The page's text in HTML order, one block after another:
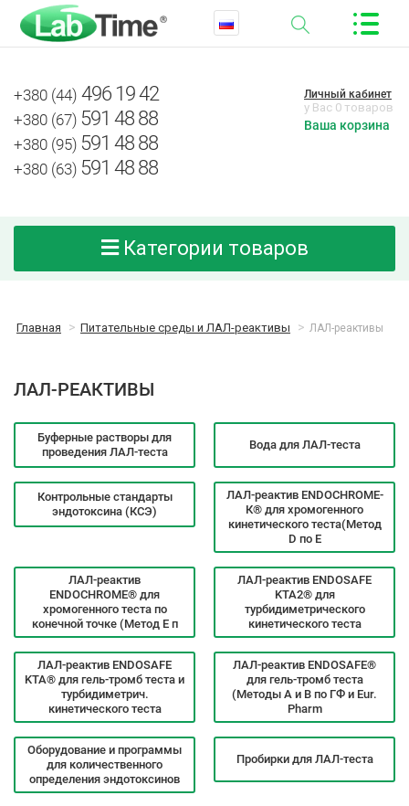
+380 (44) 496 19 42
+380 (67) 591 48 88
+380 (95) 591 48 88
+380 (63) 591 48 88
Личный кабинет
у Вас 0 товаров
Ваша корзина
Категории товаров
Главная Питательные среды и ЛАЛ-реактивы ЛАЛ-реактивы
ЛАЛ-РЕАКТИВЫ
Буферные растворы для
проведения ЛАЛ-теста
Вода для ЛАЛ-теста
Контрольные стандарты
эндотоксина (КСЭ)
ЛАЛ-реактив ENDOCHROME-
К® для хромогенного
кинетического теста(Метод
D по E
ЛАЛ-реактив
ENDOCHROME® для
хромогенного теста по
конечной точке (Метод Е п
ЛАЛ-реактив ENDOSAFE
KTA2® для
турбидиметрического
кинетического теста
ЛАЛ-реактив ENDOSAFE
KTA® для гель-тромб теста и
турбидиметрич.
кинетического теста
ЛАЛ-реактив ENDOSAFE®
для гель-тромб теста
(Методы А и В по ГФ и Eur.
Pharm
Оборудование и программы
для количественного
определения эндотоксинов
Пробирки для ЛАЛ-теста